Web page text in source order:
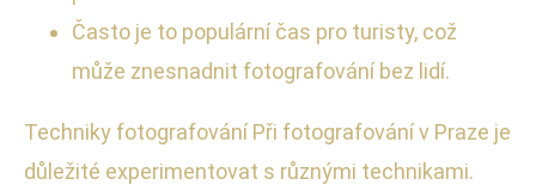
Často je to populární čas pro turisty, což
může znesnadnit fotografování bez lidí.
Techniky fotografování Při fotografování v Praze je
důležité experimentovat s různými technikami.